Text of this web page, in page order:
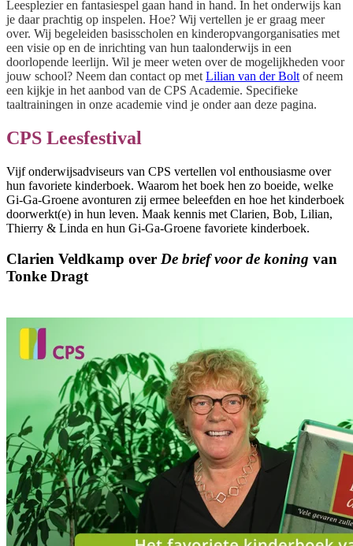
Leesplezier en fantasiespel gaan hand in hand. In het onderwijs kan
je daar prachtig op inspelen. Hoe? Wij vertellen je er graag meer
over. Wij begeleiden basisscholen en kinderopvangorganisaties met
een visie op en de inrichting van hun taalonderwijs in een
doorlopende leerlijn. Wil je meer weten over de mogelijkheden voor
jouw school? Neem dan contact op met Lilian van der Bolt of neem
een kijkje in het aanbod van de CPS Academie. Specifieke
taaltrainingen in onze academie vind je onder aan deze pagina.
CPS Leesfestival
Vijf onderwijsadviseurs van CPS vertellen vol enthousiasme over
hun favoriete kinderboek. Waarom het boek hen zo boeide, welke
Gi-Ga-Groene avonturen zij ermee beleefden en hoe het kinderboek
doorwerkt(e) in hun leven. Maak kennis met Clarien, Bob, Lilian,
Thierry & Linda en hun Gi-Ga-Groene favoriete kinderboek.
Clarien Veldkamp over De brief voor de koning van
Tonke Dragt